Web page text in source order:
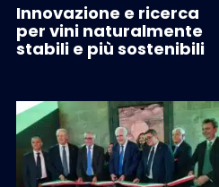
Innovazione e ricerca
per vini naturalmente
stabili e più sostenibili